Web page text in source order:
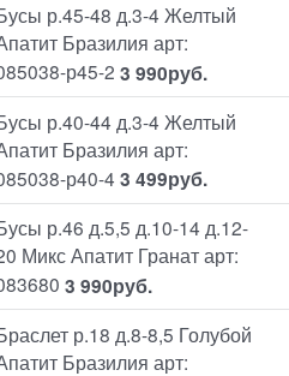
р.45-48 д.3-4 Желтый
Бразилия арт:
р45-2 3 990руб.
р.40-44 д.3-4 Желтый
Бразилия арт:
р40-4 3 499руб.
р.46 д.5,5 д.10-14 д.12-
Микс Апатит Гранат арт:
3 990руб.
р.18 д.8-8,5 Голубой
Бразилия арт: